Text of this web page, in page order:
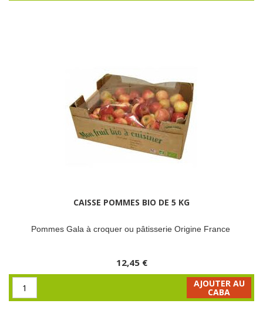
CAISSE POMMES BIO DE 5 KG
Pommes Gala à croquer ou pâtisserie Origine France
12,45 €
AJOUTER AU
CABA